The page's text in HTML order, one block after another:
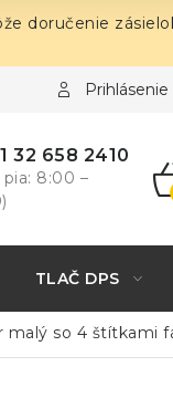
doručenie
Prihlásenie
32 658 2410
pia: 8:00 –
TLAČ DPS
malý so 4 štítkami